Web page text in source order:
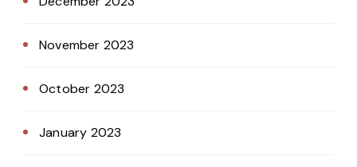
November 2023
October 2023
January 2023